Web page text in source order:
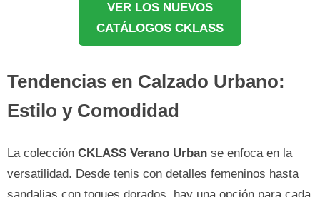
VER LOS NUEVOS
CATÁLOGOS CKLASS
Tendencias en Calzado Urbano:
Estilo y Comodidad
La colección CKLASS Verano Urban se enfoca en la
versatilidad. Desde tenis con detalles femeninos hasta